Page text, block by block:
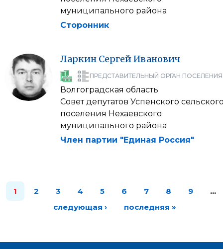
муниципального района
Сторонник
Ларкин СергейИванович
ПРЕДСТАВИТЕЛЬНЫЙ ОРГАН ПОСЕЛЕНИЯ
Волгоградская область
Совет депутатов Успенского
поселения Нехаевского
муниципального района
Член партии "Единая Россия"
1 2 3 4 5 6 7 8 9
…
следующая ›
последняя »